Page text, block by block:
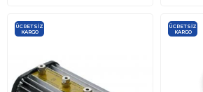
ÜCRETSIZ
KARGO
ÜCRETSIZ
KARGO